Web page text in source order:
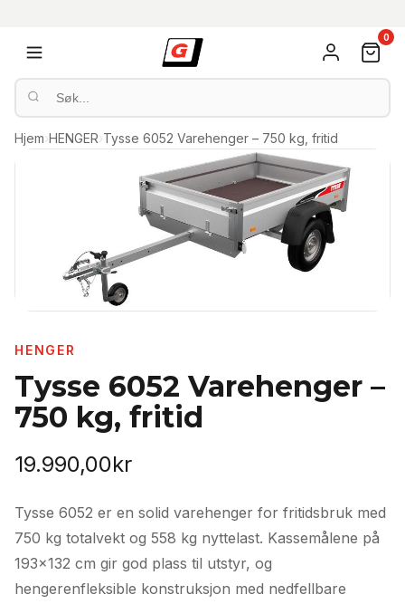
0
Hjem›HENGER›Tysse 6052 Varehenger – 750 kg, fritid
HENGER
Tysse 6052 Varehenger –
750 kg, fritid
19.990,00kr
Tysse 6052 er en solid varehenger for fritidsbruk med
750 kg totalvekt og 558 kg nyttelast. Kassemålene på
193×132 cm gir god plass til utstyr, og
hengerenfleksible konstruksjon med nedfellbare